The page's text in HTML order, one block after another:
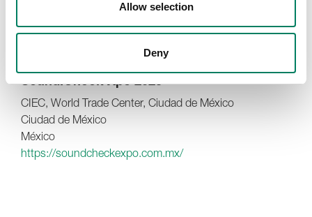
Allow selection
Deny
Sound:Check Xpo 2025
CIEC, World Trade Center, Ciudad de México
Ciudad de México
México
https://soundcheckexpo.com.mx/